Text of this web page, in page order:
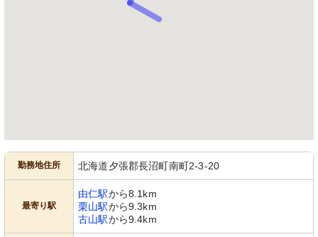
勤務地住所 北海道夕張郡長沼町南町2-3-20
最寄り駅
由仁駅から8.1km
栗山駅から9.3km
古山駅から9.4km